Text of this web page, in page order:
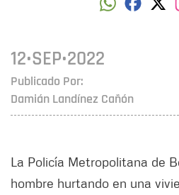
Publicado Por:
Damián Landínez Cañón
12•SEP•2022
La Policía Metropolitana de
hombre hurtando en una